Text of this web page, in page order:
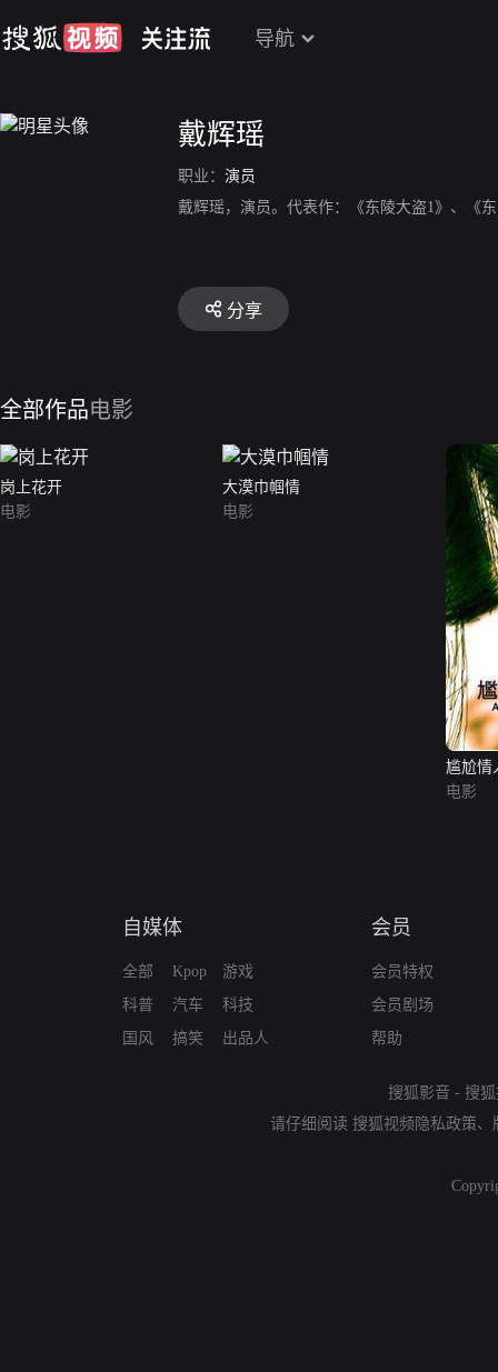
导航
戴辉瑶
职业： 演员
戴辉瑶，演员。代表作：《东陵大盗1》、《
分享
全部作品电影
岗上花开
电影
大漠巾帼情
电影
尴尬情
电影
自媒体
全部
科普
国风
Kpop
汽车
搞笑
游戏
科技
出品人
会员
会员特权
会员剧场
帮助
搜狐影音 - 搜
请仔细阅读 搜狐视频隐私政策、